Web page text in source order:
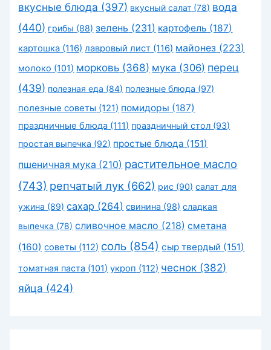
вкусные блюда (397) вкусный салат (78) вода
(440) грибы (88) зелень (231) картофель (187)
картошка (116) лавровый лист (116) майонез (223)
молоко (101) морковь (368) мука (306) перец
(439) полезная еда (84) полезные блюда (97)
полезные советы (121) помидоры (187)
праздничные блюда (111) праздничный стол (93)
простая выпечка (92) простые блюда (151)
пшеничная мука (210) растительное масло
(743) репчатый лук (662) рис (90) салат для
ужина (89) сахар (264) свинина (98) сладкая
выпечка (78) сливочное масло (218) сметана
(160) советы (112) соль (854) сыр твердый (151)
томатная паста (101) укроп (112) чеснок (382)
яйца (424)